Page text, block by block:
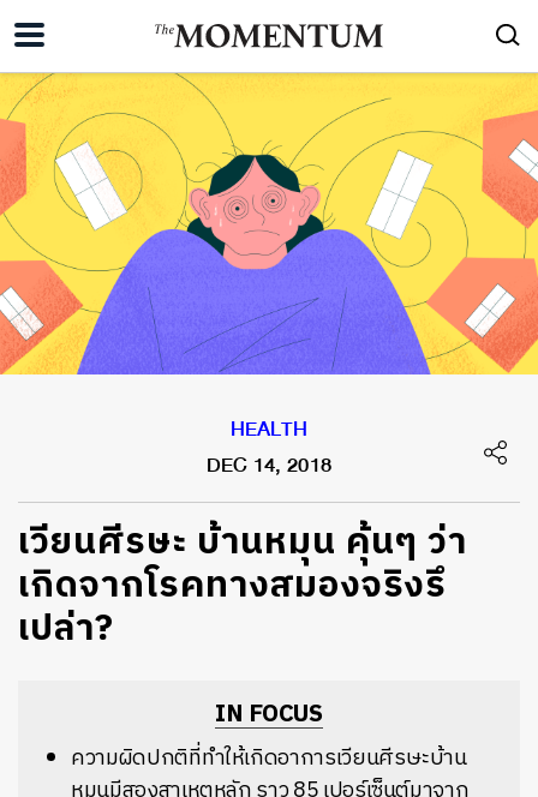
HEALTH
DEC 14, 2018
เวียนศีรษะ บ้านหมุน คุ้นๆ ว่า
เกิดจากโรคทางสมองจริงรึ
เปล่า?
IN FOCUS
ความผิดปกติที่ทำให้เกิดอาการเวียนศีรษะบ้าน